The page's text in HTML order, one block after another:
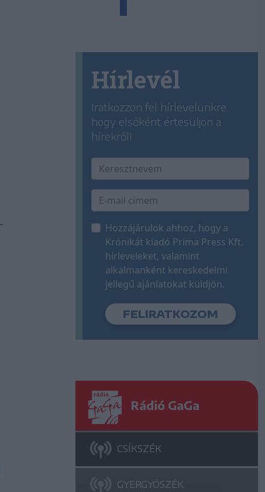
Hírlevél
Iratkozzon fel hírlevelünkre,
hogy elsőként értesüljön a
hírekről!
Hozzájárulok ahhoz, hogy a
Krónikát kiadó Príma Press Kft.
hírleveleket, valamint
alkalmanként kereskedelmi
jellegű ajánlatokat küldjön.
Rádió GaGa
CSÍKSZÉK
GYERGYÓSZÉK